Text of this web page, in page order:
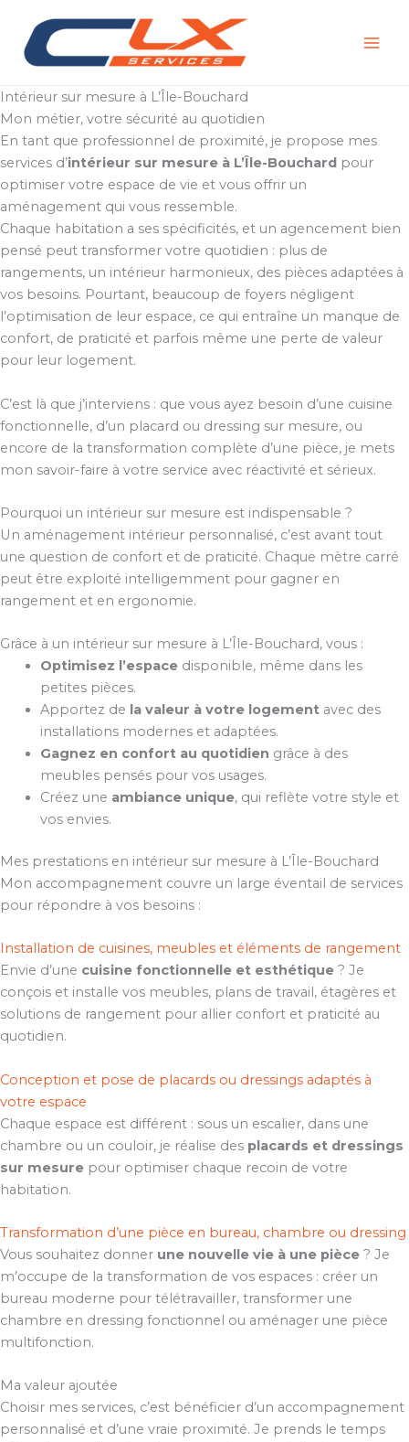
contenu
Intérieur sur mesure à L’Île-Bouchard
Mon métier, votre sécurité au quotidien
En tant que professionnel de proximité, je propose mes
services d’intérieur sur mesure à L’Île-Bouchard pour
optimiser votre espace de vie et vous offrir un
aménagement qui vous ressemble.
Chaque habitation a ses spécificités, et un agencement bien
pensé peut transformer votre quotidien : plus de
rangements, un intérieur harmonieux, des pièces adaptées à
vos besoins. Pourtant, beaucoup de foyers négligent
l’optimisation de leur espace, ce qui entraîne un manque de
confort, de praticité et parfois même une perte de valeur
pour leur logement.
C’est là que j’interviens : que vous ayez besoin d’une cuisine
fonctionnelle, d’un placard ou dressing sur mesure, ou
encore de la transformation complète d’une pièce, je mets
mon savoir-faire à votre service avec réactivité et sérieux.
Pourquoi un intérieur sur mesure est indispensable ?
Un aménagement intérieur personnalisé, c’est avant tout
une question de confort et de praticité. Chaque mètre carré
peut être exploité intelligemment pour gagner en
rangement et en ergonomie.
Grâce à un intérieur sur mesure à L’Île-Bouchard, vous :
Optimisez l’espacedisponible, même dans les
petites pièces.
Apportez de la valeur à votre logementavec des
installations modernes et adaptées.
Gagnez en confort au quotidien grâce à des
meubles pensés pour vos usages.
Créez une ambiance unique, qui reflète votre style et
vos envies.
Mes prestations en intérieur sur mesure à L’Île-Bouchard
Mon accompagnement couvre un large éventail de services
pour répondre à vos besoins :
Installation de cuisines, meubles et éléments de rangement
Envie d’une cuisine fonctionnelle et esthétique ? Je
conçois et installe vos meubles, plans de travail, étagères et
solutions de rangement pour allier confort et praticité au
quotidien.
Conception et pose de placards ou dressings adaptés à
votre espace
Chaque espace est différent : sous un escalier, dans une
chambre ou un couloir, je réalise des placards et dressings
sur mesure pour optimiser chaque recoin de votre
habitation.
Transformation d’une pièce en bureau, chambre ou dressing
Vous souhaitez donner une nouvelle vie à une pièce ? Je
m’occupe de la transformation de vos espaces : créer un
bureau moderne pour télétravailler, transformer une
chambre en dressing fonctionnel ou aménager une pièce
multifonction.
Ma valeur ajoutée
Choisir mes services, c’est bénéficier d’un accompagnement
personnalisé et d’une vraie proximité. Je prends le temps